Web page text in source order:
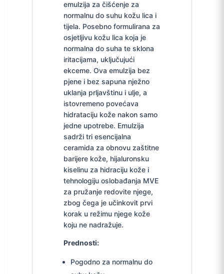
emulzija za čišćenje za
normalnu do suhu kožu lica i
tijela. Posebno formulirana za
osjetljivu kožu lica koja je
normalna do suha te sklona
iritacijama, uključujući
ekceme. Ova emulzija bez
pjene i bez sapuna nježno
uklanja prljavštinu i ulje, a
istovremeno povećava
hidrataciju kože nakon samo
jedne upotrebe. Emulzija
sadrži tri esencijalna
ceramida za obnovu zaštitne
barijere kože, hijaluronsku
kiselinu za hidraciju kože i
tehnologiju oslobađanja MVE
za pružanje redovite njege,
zbog čega je učinkovit prvi
korak u režimu njege kože
koju ne nadražuje.
Prednosti:
Pogodno za normalnu do